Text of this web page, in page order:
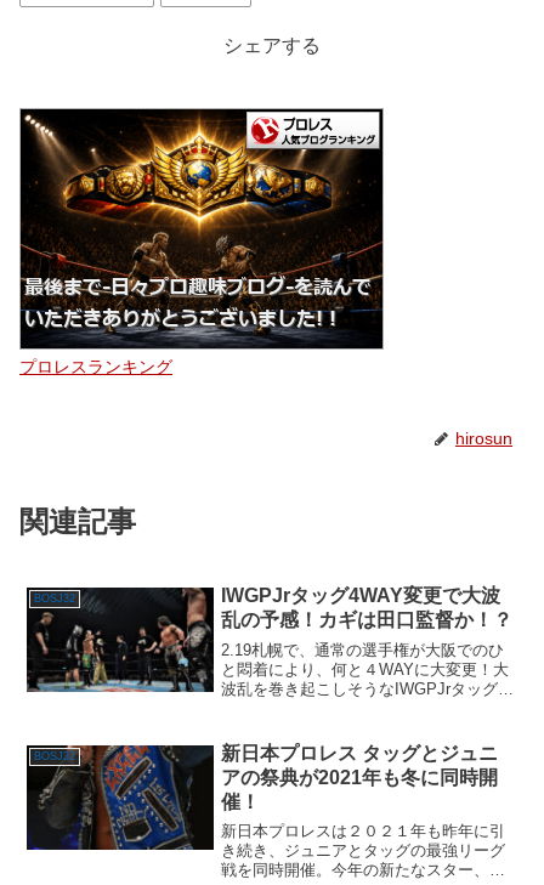
シェアする
プロレスランキング
hirosun
関連記事
BOSJ32
IWGPJrタッグ4WAY変更で大波
乱の予感！カギは田口監督か！？
2.19札幌で、通常の選手権が大阪でのひ
と悶着により、何と４WAYに大変更！大
波乱を巻き起こしそうなIWGPJrタッグ選
BOSJ32
新日本プロレス タッグとジュニ
アの祭典が2021年も冬に同時開
催！
新日本プロレスは２０２１年も昨年に引
き続き、ジュニアとタッグの最強リーグ
戦を同時開催。今年の新たなスター、名